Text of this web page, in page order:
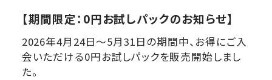
【期間限定：0円お試しパックのお知らせ】
2026年4月24日〜5月31日の期間中、お得にご入
会いただける0円お試しパックを販売開始しまし
た。